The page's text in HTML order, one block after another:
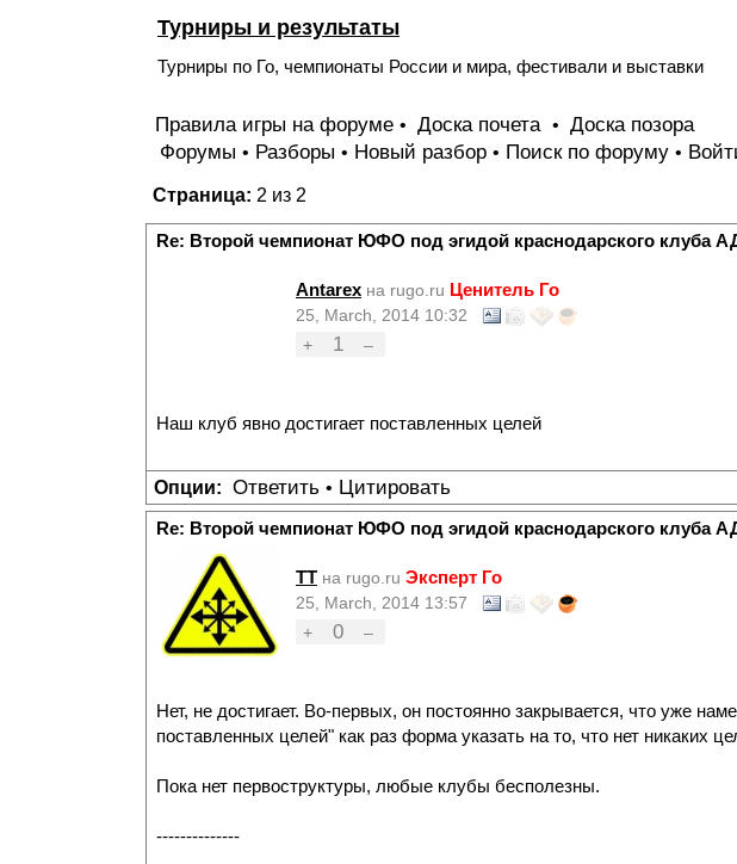
Турниры и результаты
Турниры по Го, чемпионаты России и мира, фестивали и выставки
Правила игры на форуме • Доска почета • Доска позора
Форумы • Разборы • Новый разбор • Поиск по форуму •
Страница: 2 из 2
Re: Второй чемпионат ЮФО под эгидой краснодарского клуба
Antarex на rugo.ru Ценитель Го
25, March, 2014 10:32
+
1 –
Наш клуб явно достигает поставленных целей
Опции: Ответить • Цитировать
Re: Второй чемпионат ЮФО под эгидой краснодарского клуба
TT на rugo.ru Эксперт Го
25, March, 2014 13:57
+
0 –
Нет, не достигает. Во-первых, он постоянно закрывается, что уже
поставленных целей" как раз форма указать на то, что нет никаких
Пока нет первоструктуры, любые клубы бесполезны.
--------------